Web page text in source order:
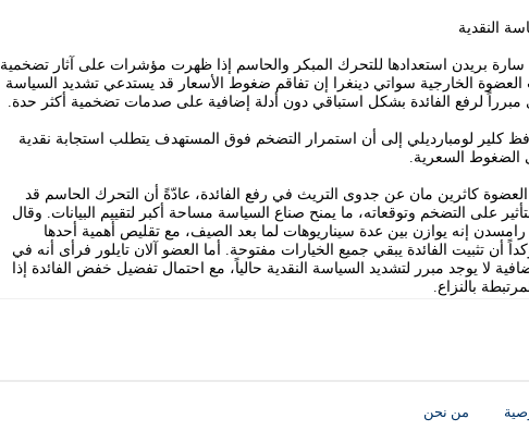
النقدية
سارة بريدن استعدادها للتحرك المبكر والحاسم إذا ظهرت مؤشرات على آثار تضخمية
العضوة الخارجية سواتي دينغرا إن تفاقم ضغوط الأسعار قد يستدعي تشديد السياسة
مبرراً لرفع الفائدة بشكل استباقي دون أدلة إضافية على صدمات تضخمية أكثر حدة.
كلير لومبارديلي إلى أن استمرار التضخم فوق المستهدف يتطلب استجابة نقدية
السعرية.
كاثرين مان عن جدوى التريث في رفع الفائدة، عادّةً أن التحرك الحاسم قد
على التضخم وتوقعاته، ما يمنح صناع السياسة مساحة أكبر لتقييم البيانات. وقال
إنه يوازن بين عدة سيناريوهات لما بعد الصيف، مع تقليص أهمية أحدها
أن تثبيت الفائدة يبقي جميع الخيارات مفتوحة. أما العضو آلان تايلور فرأى أنه في
لا يوجد مبرر لتشديد السياسة النقدية حالياً، مع احتمال تفضيل خفض الفائدة إذا
بالنزاع.
من نحن